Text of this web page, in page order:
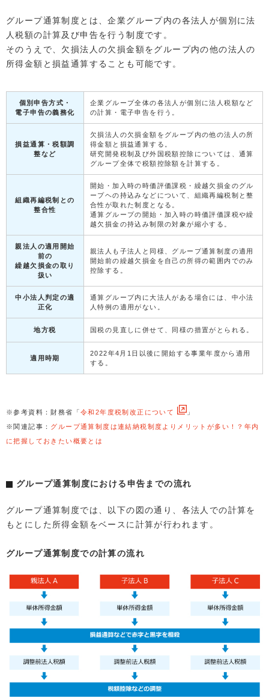
グループ通算制度とは、企業グループ内の各法人が個別に法
人税額の計算及び申告を行う制度です。
そのうえで、欠損法人の欠損金額をグループ内の他の法人の
所得金額と損益通算することも可能です。
個別申告方式・
電子申告の義務化
企業グループ全体の各法人が個別に法人税額など
の計算・電子申告を行う。
損益通算・税額調
整など
欠損法人の欠損金額をグループ内の他の法人の所
得金額と損益通算する。
研究開発税制及び外国税額控除については、通算
グループ全体で税額控除額を計算する。
組織再編税制との
整合性
開始・加入時の時価評価課税・繰越欠損金のグル
ープヘの持込みなどについて、組織再編税制と整
合性が取れた制度となる。
通算グループの開始・加入時の時価評価課税や繰
越欠損金の持込み制限の対象が縮小する。
親法人の適用開始
前の
繰越欠損金の取り
扱い
親法人も子法人と同様、グループ通算制度の適用
開始前の繰越欠損金を自己の所得の範囲内でのみ
控除する。
中小法人判定の適
正化
通算グループ内に大法人がある場合には、中小法
人特例の適用がない。
地方税 国税の見直しに併せて、同様の措置がとられる。
適用時期
2022年4月1日以後に開始する事業年度から適用
する。
※参考資料：財務省「令和2年度税制改正について
」
※関連記事： グループ通算制度は連結納税制度よりメリットが多い！？年内
に把握しておきたい概要とは
グループ通算制度における申告までの流れ
グループ通算制度では、以下の図の通り、各法人での計算を
もとにした所得金額をベースに計算が行われます。
グループ通算制度での計算の流れ